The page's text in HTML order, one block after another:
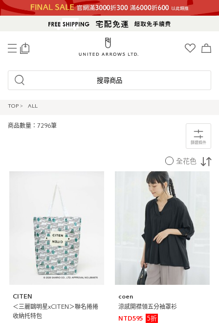
搜尋商品
TOP > ALL
商品數量：7296筆
篩選條件
全花色
CITEN
＜三麗鷗明星xCITEN＞聯名捲捲
收納托特包
coen
涼感開襟領五分袖罩衫
NTD595
5折